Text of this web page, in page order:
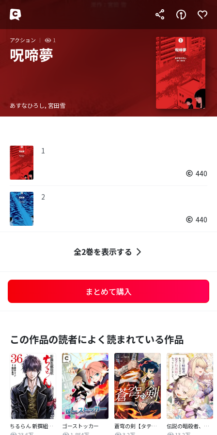
アクション 1
呪啼夢
あすなひろし, 宮田雪
1
440
2
440
全2巻を表示する
まとめて購入
この作品の読者によく読まれている作品
ちるらん 新撰組鎮魂歌
ゴーストッカー
蒼穹の剣【タテヨミ】
伝説の暗殺者、転生したら王家の愛され末娘になってしまいまして。【タテヨミ】